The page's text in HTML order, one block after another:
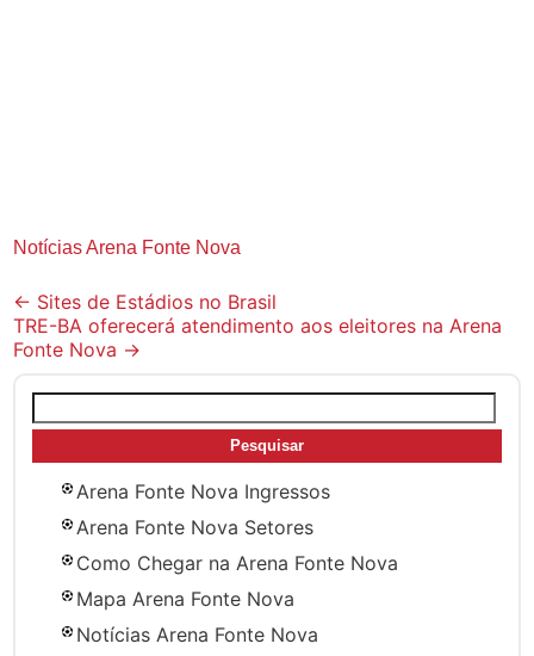
Notícias Arena Fonte Nova
Post
navigation
← Sites de Estádios no Brasil
TRE-BA oferecerá atendimento aos eleitores na Arena
Fonte Nova →
por:
Arena Fonte Nova Ingressos
Arena Fonte Nova Setores
Como Chegar na Arena Fonte Nova
Mapa Arena Fonte Nova
Notícias Arena Fonte Nova